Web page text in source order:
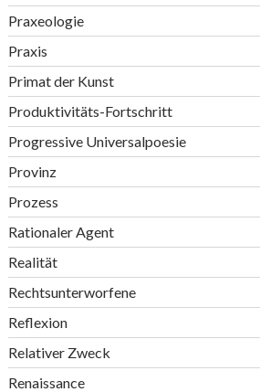
Praxeologie
Praxis
Primat der Kunst
Produktivitäts-Fortschritt
Progressive Universalpoesie
Provinz
Prozess
Rationaler Agent
Realität
Rechtsunterworfene
Reflexion
Relativer Zweck
Renaissance